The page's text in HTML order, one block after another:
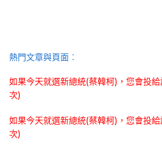
熱門文章與頁面︰
如果今天就選新總統(蔡韓柯)，您會投
次)
如果今天就選新總統(蔡韓柯)，您會投
次)